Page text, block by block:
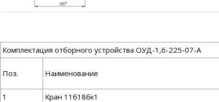
Комплектация отборного устройства ОУД-1,6-225-07-А
Поз. Наименование
1
Кран 11б18бк1